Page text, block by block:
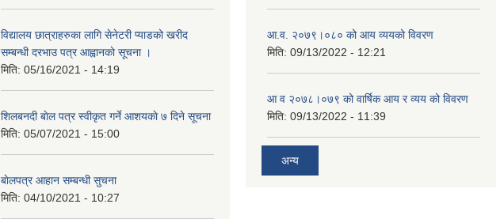
विद्यालय छात्राहरुका लागि सेनेटरी प्याडको खरीद
सम्बन्धी दरभाउ पत्र आह्वानकाे सूचना ।
मिति: 05/16/2021 - 14:19
शिलबनदी बाेल पत्र स्वीकृत गर्ने आशयकाे ७ दिने सूचना
मिति: 05/07/2021 - 15:00
बाेलपत्र आहान सम्बन्धी सुचना
मिति: 04/10/2021 - 10:27
आ.व. २०७९।०८० को आय व्ययको विवरण
मिति: 09/13/2022 - 12:21
आ‍ व २०७८।०७९ को वार्षिक आय र व्यय को विवरण
मिति: 09/13/2022 - 11:39
अन्य